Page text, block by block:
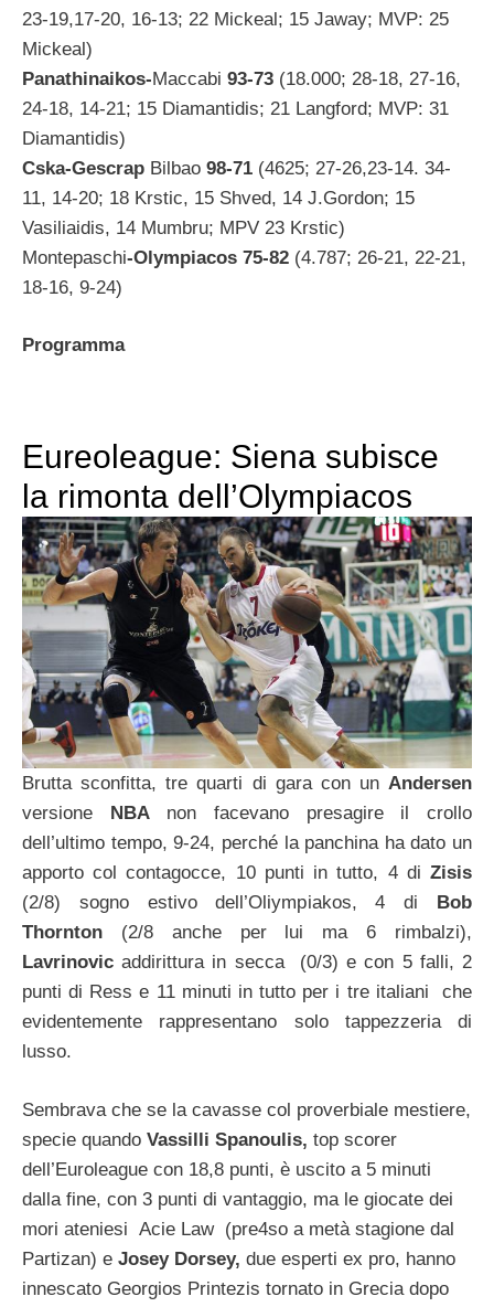
23-19,17-20, 16-13; 22 Mickeal; 15 Jaway; MVP: 25
Mickeal)
Panathinaikos-Maccabi 93-73 (18.000; 28-18, 27-16,
24-18, 14-21; 15 Diamantidis; 21 Langford; MVP: 31
Diamantidis)
Cska-Gescrap Bilbao 98-71 (4625; 27-26,23-14. 34-
11, 14-20; 18 Krstic, 15 Shved, 14 J.Gordon; 15
Vasiliaidis, 14 Mumbru; MPV 23 Krstic)
Montepaschi-Olympiacos 75-82 (4.787; 26-21, 22-21,
18-16, 9-24)
Programma
Eureoleague: Siena subisce
la rimonta dell’Olympiacos
Brutta sconfitta, tre quarti di gara con un Andersen
versione
NBAnon facevano presagire il crollo
dell’ultimo tempo, 9-24, perché la panchina ha dato un
apporto col contagocce, 10 punti in tutto, 4 di Zisis
(2/8) sogno estivo dell’Oliympiakos, 4 di
Bob
Thornton (2/8 anche per lui ma 6 rimbalzi),
Lavrinovic addirittura in secca (0/3) e con 5 falli, 2
punti di Ress e 11 minuti in tutto per i tre italiani che
evidentemente rappresentano solo tappezzeria di
lusso.
Sembrava che se la cavasse col proverbiale mestiere,
specie quando Vassilli Spanoulis, top scorer
dell’Euroleague con 18,8 punti, è uscito a 5 minuti
dalla fine, con 3 punti di vantaggio, ma le giocate dei
mori ateniesi Acie Law (pre4so a metà stagione dal
Partizan) e Josey Dorsey, due esperti ex pro, hanno
innescato Georgios Printezis tornato in Grecia dopo